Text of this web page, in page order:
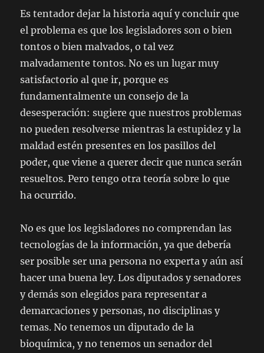
Es tentador dejar la historia aquí y concluir que
el problema es que los legisladores son o bien
tontos o bien malvados, o tal vez
malvadamente tontos. No es un lugar muy
satisfactorio al que ir, porque es
fundamentalmente un consejo de la
desesperación: sugiere que nuestros problemas
no pueden resolverse mientras la estupidez y la
maldad estén presentes en los pasillos del
poder, que viene a querer decir que nunca serán
resueltos. Pero tengo otra teoría sobre lo que
ha ocurrido.
No es que los legisladores no comprendan las
tecnologías de la información, ya que debería
ser posible ser una persona no experta y aún así
hacer una buena ley. Los diputados y senadores
y demás son elegidos para representar a
demarcaciones y personas, no disciplinas y
temas. No tenemos un diputado de la
bioquímica, y no tenemos un senador del